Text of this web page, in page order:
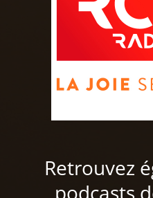
Retrouvez
podcasts